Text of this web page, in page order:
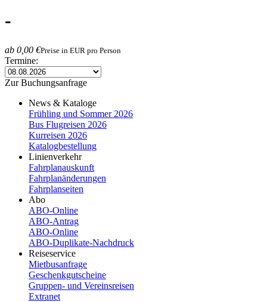
-
ab 0,00 €Preise in EUR pro Person
Termine:
Zur Buchungsanfrage
News & Kataloge
Frühling und Sommer 2026
Bus Flugreisen 2026
Kurreisen 2026
Katalogbestellung
Linienverkehr
Fahrplanauskunft
Fahrplanänderungen
Fahrplanseiten
Abo
ABO-Online
ABO-​Antrag
ABO-​Online
ABO-​Duplikate-​Nachdruck
Reiseservice
Mietbusanfrage
Geschenkgutscheine
Gruppen- und Vereinsreisen
Extranet